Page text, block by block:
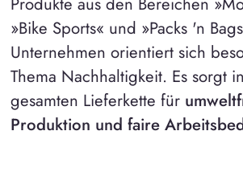
»Bike Sports« und »Packs 'n
Unternehmen orientiert sich
Thema Nachhaltigkeit. Es sorgt
gesamten Lieferkette für
Produktion und faire